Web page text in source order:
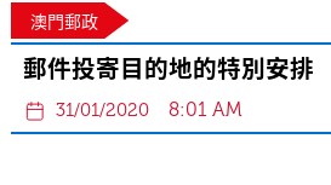
澳門郵政
郵件投寄目的地的特別安排
31/01/2020 8:01 AM